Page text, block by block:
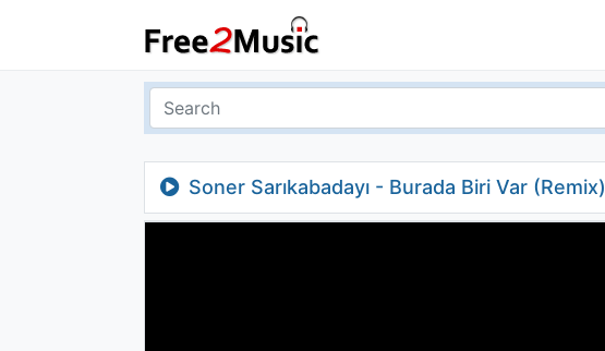
Soner Sarıkabadayı - Burada Biri Var (Remix)